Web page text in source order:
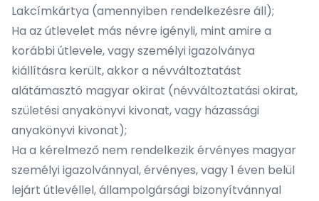
Lakcímkártya (amennyiben rendelkezésre áll);
Ha az útlevelet más névre igényli, mint amire a
korábbi útlevele, vagy személyi igazolványa
kiállításra került, akkor a névváltoztatást
alátámasztó magyar okirat (névváltoztatási okirat,
születési anyakönyvi kivonat, vagy házassági
anyakönyvi kivonat);
Ha a kérelmező nem rendelkezik érvényes magyar
személyi igazolvánnyal, érvényes, vagy 1 éven belül
lejárt útlevéllel, állampolgársági bizonyítvánnyal